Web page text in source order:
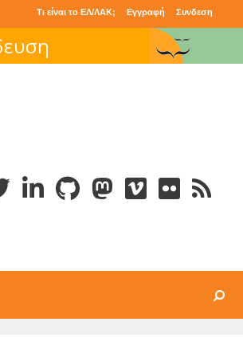
Τι είναι το ΕΛ/ΛΑΚ; Εγγραφή Συνδεση
Search